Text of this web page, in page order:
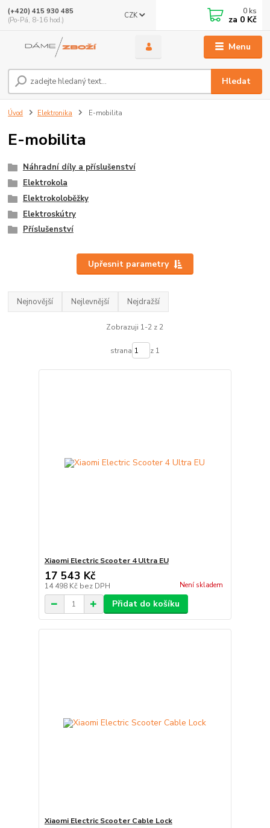
Menu
CZK
Hledat
(+420) 415 930 485
(Po-Pá, 8-16 hod.)
0 ks
za 0 Kč
Úvod Elektronika E-mobilita
E-mobilita
Náhradní díly a příslušenství
Elektrokola
Elektrokoloběžky
Elektroskútry
Příslušenství
Upřesnit parametry
Nejnovější Nejlevnější Nejdražší
Zobrazuji 1-2 z 2
strana z 1
Xiaomi Electric Scooter 4 Ultra EU
17 543 Kč
14 498 Kč bez DPH Není skladem
Přidat do košíku
Xiaomi Electric Scooter Cable Lock